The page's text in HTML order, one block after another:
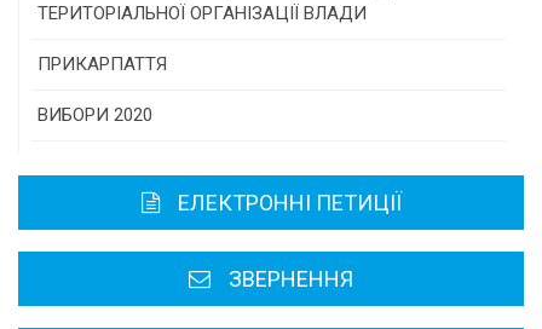
ТЕРИТОРІАЛЬНОЇ ОРГАНІЗАЦІЇ ВЛАДИ
ПРИКАРПАТТЯ
Історична довідка
Районні, міські ради
ВИБОРИ 2020
ЕЛЕКТРОННІ ПЕТИЦІЇ
ЗВЕРНЕННЯ